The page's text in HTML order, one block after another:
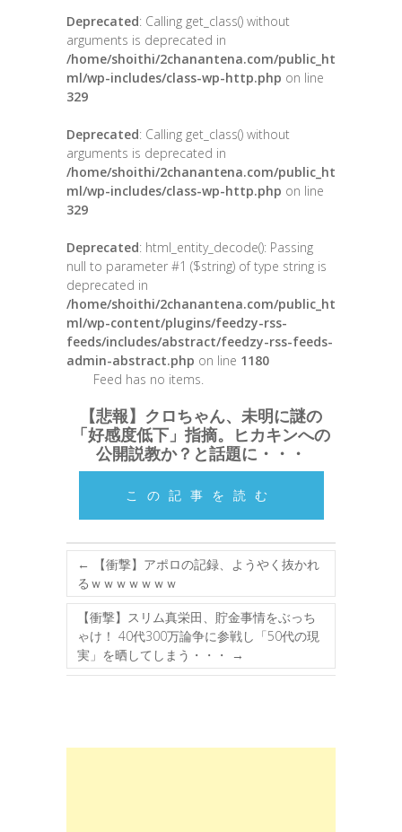
Deprecated: Calling get_class() without
arguments is deprecated in
/home/shoithi/2chanantena.com/public_ht
ml/wp-includes/class-wp-http.php on line
329
Deprecated: Calling get_class() without
arguments is deprecated in
/home/shoithi/2chanantena.com/public_ht
ml/wp-includes/class-wp-http.php on line
329
Deprecated: html_entity_decode(): Passing
null to parameter #1 ($string) of type string is
deprecated in
/home/shoithi/2chanantena.com/public_ht
ml/wp-content/plugins/feedzy-rss-
feeds/includes/abstract/feedzy-rss-feeds-
admin-abstract.php on line 1180
Feed has no items.
【悲報】クロちゃん、未明に謎の
「好感度低下」指摘。ヒカキンへの
公開説教か？と話題に・・・
この記事を読む
←
【衝撃】アポロの記録、ようやく抜かれ
るｗｗｗｗｗｗｗ
【衝撃】スリム真栄田、貯金事情をぶっち
ゃけ！ 40代300万論争に参戦し「50代の現
実」を晒してしまう・・・
→